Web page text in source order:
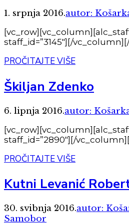
1. srpnja 2016.autor:
staff_id=”3145″][/
PROČITAJTE VIŠE
Škiljan Zdenko
6. lipnja 2016.autor:
staff_id=”2890″][/
PROČITAJTE VIŠE
Kutni Levanić
30. svibnja 2016.autor:
Samobor